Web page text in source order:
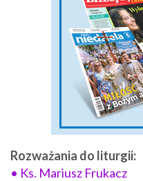
Rozważania do liturgii:
• Ks. Mariusz Frukacz